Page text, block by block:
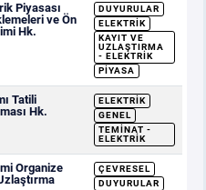
Piyasası
ve Ön
Hk.
DUYURULAR
ELEKTRIK
KAYIT VE
UZLAŞTIRMA
- ELEKTRIK
PIYASA
Tatili
Hk.
ELEKTRIK
GENEL
TEMINAT -
ELEKTRIK
Organize
ÇEVRESEL
DUYURULAR